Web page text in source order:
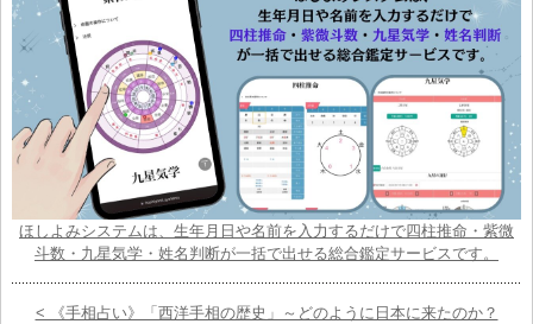
ほしよみシステムは、生年月日や名前を入力するだけで四柱推命・紫微
斗数・九星気学・姓名判断が一括で出せる総合鑑定サービスです。
< 《手相占い》「西洋手相の歴史」～どのように日本に来たのか？